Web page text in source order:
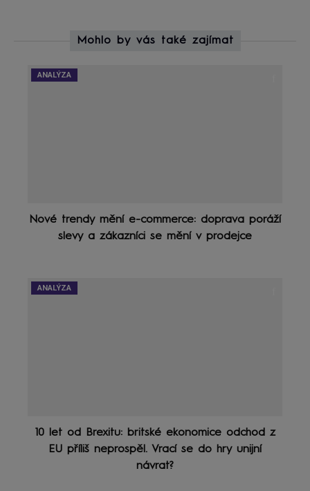
Mohlo by vás také zajímat
ANALÝZA
Nové trendy mění e-commerce: doprava poráží
slevy a zákazníci se mění v prodejce
ANALÝZA
10 let od Brexitu: britské ekonomice odchod z
EU příliš neprospěl. Vrací se do hry unijní
návrat?